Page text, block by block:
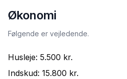
Økonomi
Følgende er vejledende.
Husleje: 5.500 kr.
Indskud: 15.800 kr.